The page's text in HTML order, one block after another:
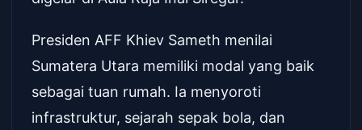
Presiden AFF Khiev Sameth menilai
Sumatera Utara memiliki modal yang baik
sebagai tuan rumah. Ia menyoroti
infrastruktur, sejarah sepak bola, dan